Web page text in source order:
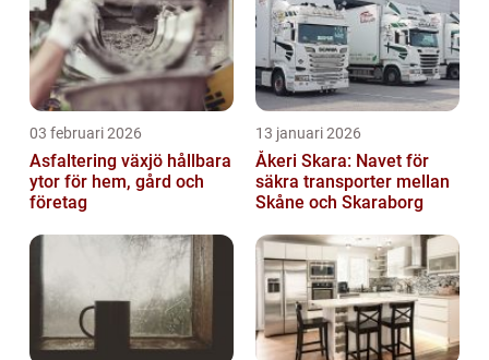
03 februari 2026
Asfaltering växjö hållbara
ytor för hem, gård och
företag
13 januari 2026
Åkeri Skara: Navet för
säkra transporter mellan
Skåne och Skaraborg